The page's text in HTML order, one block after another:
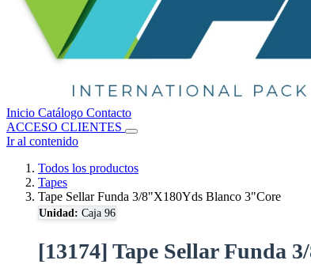
Inicio Catálogo Contacto
ACCESO CLIENTES
Ir al contenido
Todos los productos
Tapes
Tape Sellar Funda 3/8"X180Yds Blanco 3"Core
Unidad: Caja 96
[13174] Tape Sellar Funda